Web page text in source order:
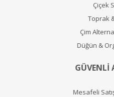
Çiçek
Toprak
Çim
Düğün &
GÜVENLİ
Mesafeli